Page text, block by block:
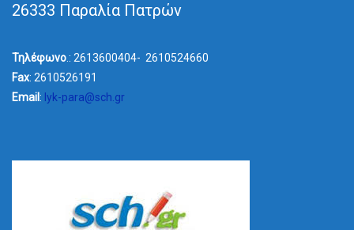
26333 Παραλία Πατρών
Τηλέφωνο.: 2613600404- 2610524660
Fax: 2610526191
Email: lyk-para@sch.gr